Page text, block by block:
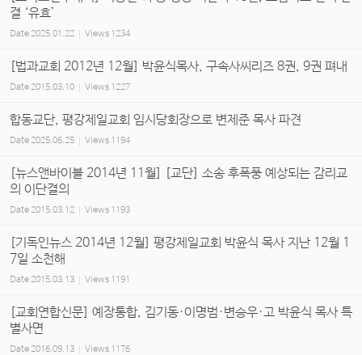
결 ‘유효’
Date 2025.01.22 Views 1234
[법과교회 2012년 12월] 박윤식목사, 구속사씨리즈 8권, 9권 펴내
Date 2015.03.10 Views 1227
합동교단, 평강제일교회 임시당회장으로 변제준 목사 파견
Date 2025.06.25 Views 1194
[뉴스앤바이블 2014년 11월] [교단] 소송 후폭풍 예상되는 감리교
의 이단결의
Date 2015.03.12 Views 1193
[기독인뉴스 2014년 12월] 평강제일교회 박윤식 목사 지난 12월 1
7일 소천해
Date 2015.03.13 Views 1191
[교회연합신문] 예장통합, 김기동·이명범·변승우·고 박윤식 목사 특
별사면
Date 2016.09.13 Views 1176